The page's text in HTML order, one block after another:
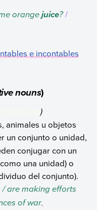
orangejuice?/
e incontables
nouns)
nouns)
animales u objetos
un conjunto o unidad,
conjugar con un
una unidad) o
del conjunto).
are making efforts
of war.